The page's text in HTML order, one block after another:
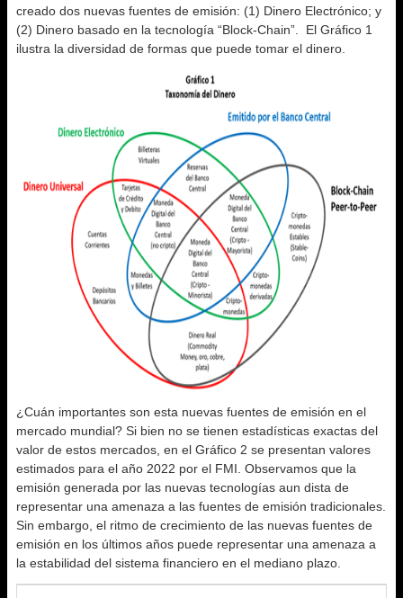
creado dos nuevas fuentes de emisión: (1) Dinero Electrónico; y
(2) Dinero basado en la tecnología “Block-Chain”. El Gráfico 1
ilustra la diversidad de formas que puede tomar el dinero.
¿Cuán importantes son esta nuevas fuentes de emisión en el
mercado mundial? Si bien no se tienen estadísticas exactas del
valor de estos mercados, en el Gráfico 2 se presentan valores
estimados para el año 2022 por el FMI. Observamos que la
emisión generada por las nuevas tecnologías aun dista de
representar una amenaza a las fuentes de emisión tradicionales.
Sin embargo, el ritmo de crecimiento de las nuevas fuentes de
emisión en los últimos años puede representar una amenaza a
la estabilidad del sistema financiero en el mediano plazo.